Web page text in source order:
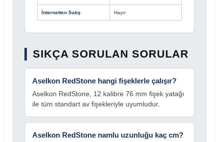
İnternetten Satış Hayır
SIKÇA SORULAN SORULAR
Aselkon RedStone hangi fişeklerle çalışır?
Aselkon RedStone, 12 kalibre 76 mm fişek yatağı
ile tüm standart av fişekleriyle uyumludur.
Aselkon RedStone namlu uzunluğu kaç cm?